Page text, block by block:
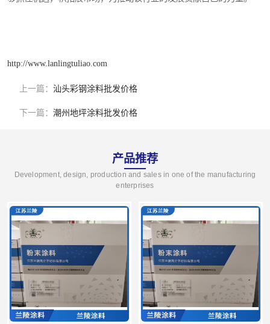
http://www.lanlingtuliao.com
上一篇： 汕头彩钢涂料批发价格
下一篇： 潮州地坪涂料批发价格
产品推荐
Development, design, production and sales in one of the manufacturing
enterprises